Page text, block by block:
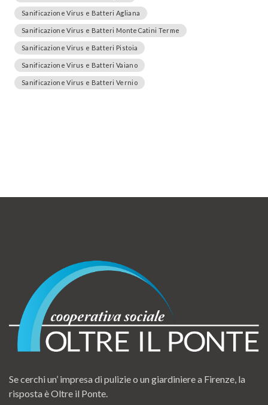
Sanificazione Virus e Batteri Agliana
Sanificazione Virus e Batteri MonteCatini Terme
Sanificazione Virus e Batteri Pistoia
Sanificazione Virus e Batteri Vaiano
Sanificazione Virus e Batteri Vernio
Se cerchi un’ impresa di pulizie o un giardiniere a Firenze, la
risposta è Oltre il Ponte.